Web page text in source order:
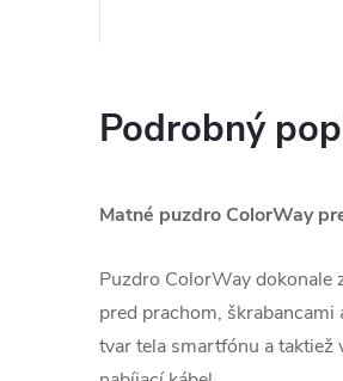
Podrobný
Matné puzdro ColorWay
Puzdro ColorWay dokonale
pred prachom,
tvar tela smartfónu a taktiež